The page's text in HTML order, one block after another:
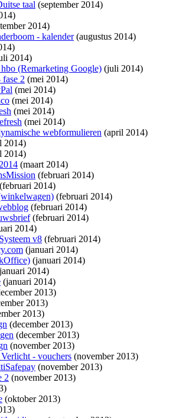
taal (september 2014)
2014)
- kalender(augustus 2014)
2014)
(Remarketing Google) (juli 2014)
2 (mei 2014)
(mei 2014)
(mei 2014)
(mei 2014)
(mei 2014)
webformulieren (april 2014)
2014)
2014)
(maart 2014)
(februari 2014)
(februari 2014)
(februari 2014)
(februari 2014)
(februari 2014)
2014)
v8 (februari 2014)
(januari 2014)
(januari 2014)
2014)
(januari 2014)
2013)
2013)
2013)
(december 2013)
(december 2013)
(november 2013)
- vouchers (november 2013)
(november 2013)
2 (november 2013)
(oktober 2013)